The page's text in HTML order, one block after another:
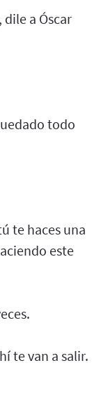
a Óscar
todo
te haces una
este
te van a salir.